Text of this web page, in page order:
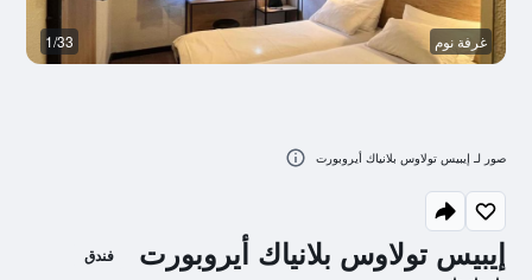
إيبيس تولاوس بلانياك أيروبورت فندق
غرفة نوم 1/33
صور لـ إيبيس تولاوس بلانياك أيروبورت